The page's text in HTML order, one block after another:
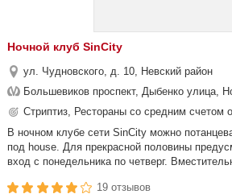
Ночной клуб SinCity
ул. Чудновского, д. 10, Невский район
Большевиков проспект, Дыбенко улица,
Стриптиз, Рестораны со средним счетом
В ночном клубе сети SinCity можно
под house. Для прекрасной половины
вход с понедельника по четверг.
19 отзывов